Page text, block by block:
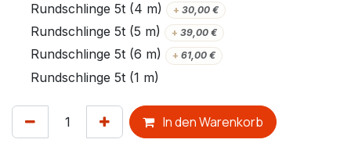
Rundschlinge 5t (4 m) + 30,00€
Rundschlinge 5t (5 m) + 39,00€
Rundschlinge 5t (6 m) + 61,00€
Rundschlinge 5t (1 m)
In den Warenkorb